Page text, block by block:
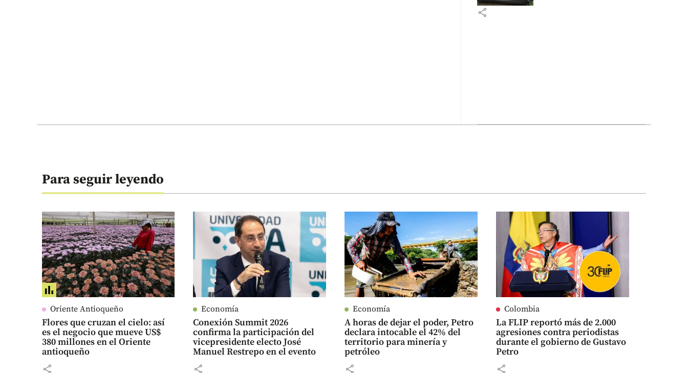
share
Para seguir leyendo
Oriente Antioqueño
Flores que cruzan el cielo: así
es el negocio que mueve US$
380 millones en el Oriente
antioqueño
share
Economía
Conexión Summit 2026
confirma la participación del
vicepresidente electo José
Manuel Restrepo en el evento
share
Economía
A horas de dejar el poder, Petro
declara intocable el 42% del
territorio para minería y
petróleo
share
Colombia
La FLIP reportó más de 2.000
agresiones contra periodistas
durante el gobierno de Gustavo
Petro
share